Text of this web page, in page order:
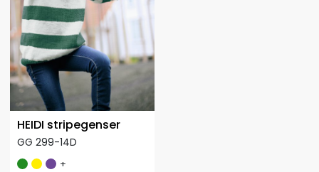
HEIDI stripegenser
GG 299-14D
+